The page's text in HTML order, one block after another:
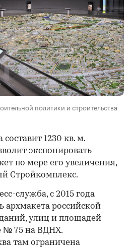
политики и строительства
1230 кв. м.
экспонировать
по мере его увеличения,
Стройкомплекс.
служба, с 2015 года
архмакета российской
улиц и площадей
№ 75 на ВДНХ.
там ограничена